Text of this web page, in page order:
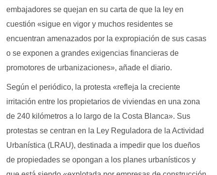
embajadores se quejan en su carta de que la ley en
cuestión «sigue en vigor y muchos residentes se
encuentran amenazados por la expropiación de sus casas
o se exponen a grandes exigencias financieras de
promotores de urbanizaciones», añade el diario.
Según el periódico, la protesta «refleja la creciente
irritación entre los propietarios de viviendas en una zona
de 240 kilómetros a lo largo de la Costa Blanca». Sus
protestas se centran en la Ley Reguladora de la Actividad
Urbanística (LRAU), destinada a impedir que los dueños
de propiedades se opongan a los planes urbanísticos y